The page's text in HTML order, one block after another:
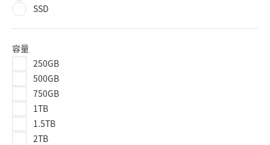
SSD
容量
250GB
500GB
750GB
1TB
1.5TB
2TB